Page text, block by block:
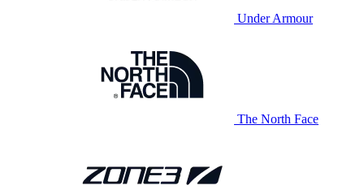
Under Armour
The North Face